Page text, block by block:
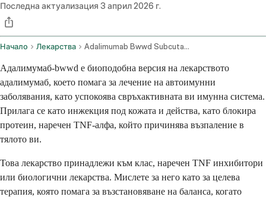
Последна актуализация 3 април 2026 г.
Начало Лекарства Adalimumab Bwwd Subcutaneous Route
Адалимумаб-bwwd е биоподобна версия на лекарството
адалимумаб, което помага за лечение на автоимунни
заболявания, като успокоява свръхактивната ви имунна система.
Прилага се като инжекция под кожата и действа, като блокира
протеин, наречен TNF-алфа, който причинява възпаление в
тялото ви.
Това лекарство принадлежи към клас, наречен TNF инхибитори
или биологични лекарства. Мислете за него като за целева
терапия, която помага за възстановяване на баланса, когато